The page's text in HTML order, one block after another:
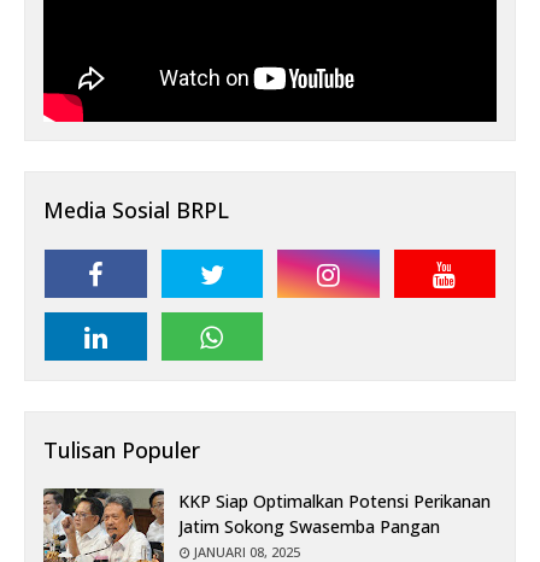
Media Sosial BRPL
Tulisan Populer
KKP Siap Optimalkan Potensi Perikanan
Jatim Sokong Swasemba Pangan
JANUARI 08, 2025